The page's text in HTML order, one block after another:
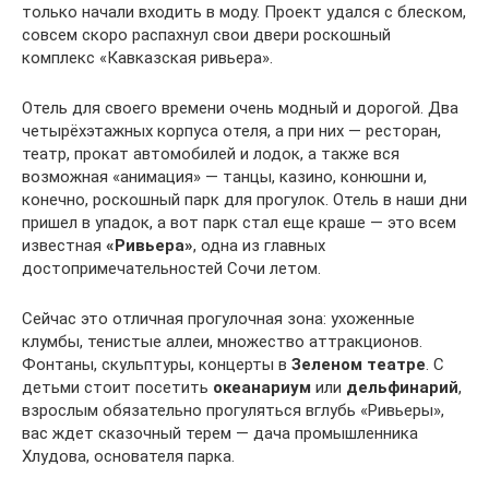
только начали входить в моду. Проект удался с блеском,
совсем скоро распахнул свои двери роскошный
комплекс «Кавказская ривьера».
Отель для своего времени очень модный и дорогой. Два
четырёхэтажных корпуса отеля, а при них — ресторан,
театр, прокат автомобилей и лодок, а также вся
возможная «анимация» — танцы, казино, конюшни и,
конечно, роскошный парк для прогулок. Отель в наши дни
пришел в упадок, а вот парк стал еще краше — это всем
известная «Ривьера», одна из главных
достопримечательностей Сочи летом.
Сейчас это отличная прогулочная зона: ухоженные
клумбы, тенистые аллеи, множество аттракционов.
Фонтаны, скульптуры, концерты в Зеленом театре. С
детьми стоит посетить океанариум или дельфинарий,
взрослым обязательно прогуляться вглубь «Ривьеры»,
вас ждет сказочный терем — дача промышленника
Хлудова, основателя парка.